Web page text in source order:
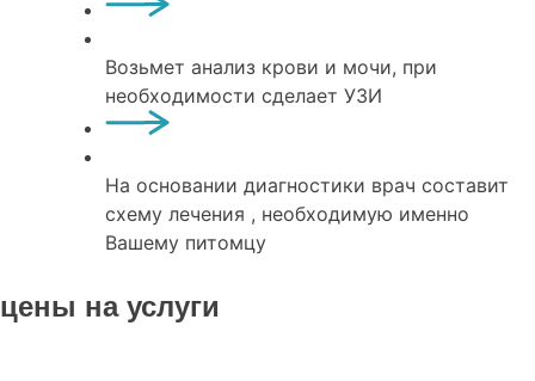
Возьмет анализ крови и мочи, при
необходимости сделает УЗИ
На основании диагностики врач составит
схему лечения , необходимую именно
Вашему питомцу
цены на услуги